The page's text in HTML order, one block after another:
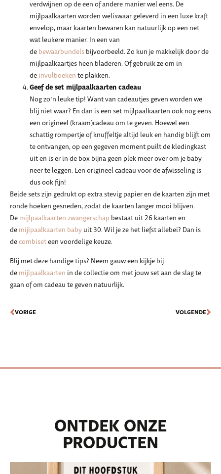
verdwijnen op de een of andere manier wel eens. De
mijlpaalkaarten worden weliswaar geleverd in een luxe kraft
envelop, maar kaarten bewaren kan natuurlijk op een net
wat leukere manier. In een van
de bewaarbundels bijvoorbeeld. Zo kun je makkelijk door de
mijlpaalkaartjes heen bladeren. Of gebruik ze om in
de invulboeken te plakken.
Geef de set mijlpaalkaarten cadeau
Nog zo’n leuke tip! Want van cadeautjes geven worden we
blij niet waar? En dan is een set mijlpaalkaarten ook nog eens
een origineel (kraam)cadeau om te geven. Hoewel een
schattig rompertje of knuffeltje altijd leuk en handig blijft om
te ontvangen, op een gegeven moment puilt de kledingkast
uit en is er in de box bijna geen plek meer over om je baby
neer te leggen. Een origineel cadeau voor de afwisseling is
dus ook fijn!
Beide sets zijn gedrukt op extra stevig papier en de kaarten zijn met
ronde hoeken gesneden, zodat de kaarten langer mooi blijven.
De mijlpaalkaarten zwangerschap bestaat uit 26 kaarten en
de mijlpaalkaarten baby uit 30. Wil je ze het liefst allebei? Dan is
decombiseteen voordelige keuze.
Blij met deze handige tips? Neem gauw een kijkje bij
de mijlpaalkaarten in de collectie om met jouw set aan de slag te
gaan of om cadeau te geven natuurlijk.
VORIGE VOLGENDE
ONTDEK ONZE
PRODUCTEN